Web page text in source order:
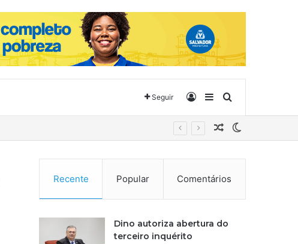
Seguir EntrarBarra Lateral
Procurar por
Artigo aleatório
Recente Popular Comentários
Dino autoriza abertura do
terceiro inquérito